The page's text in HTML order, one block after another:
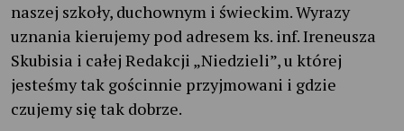
naszej szkoły, duchownym i świeckim. Wyrazy
uznania kierujemy pod adresem ks. inf. Ireneusza
Skubisia i całej Redakcji „Niedzieli”, u której
jesteśmy tak gościnnie przyjmowani i gdzie
czujemy się tak dobrze.